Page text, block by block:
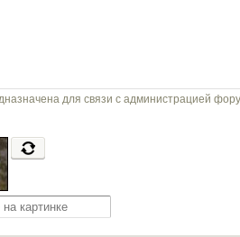
для связи с администрацией